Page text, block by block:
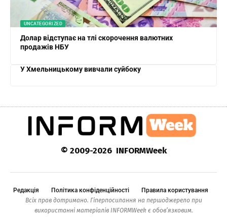
UNCATEGORIZED
Долар відступає на тлі скорочення валютних
продажів НБУ
У Хмельницькому вивчали суйбоку
© 2009-2026 INFORMWeek
Редакція Політика конфіденційності
Правила користування
Всіх прав дотримано. Гіперпосилання на першоджерело при
використанні матеріалів INFORMWeek є обов’язковим.